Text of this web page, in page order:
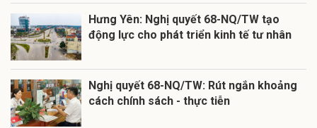
Hưng Yên: Nghị quyết 68-NQ/TW tạo
động lực cho phát triển kinh tế tư nhân
Nghị quyết 68-NQ/TW: Rút ngắn khoảng
cách chính sách - thực tiễn